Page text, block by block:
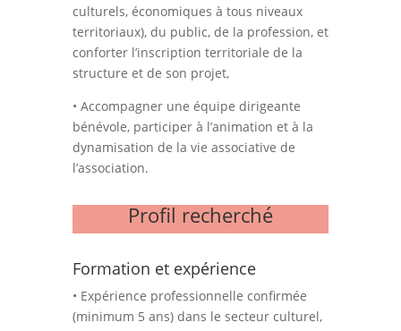
culturels, économiques à tous niveaux
territoriaux), du public, de la profession, et
conforter l’inscription territoriale de la
structure et de son projet,
• Accompagner une équipe dirigeante
bénévole, participer à l’animation et à la
dynamisation de la vie associative de
l’association.
Profil recherché
Formation et expérience
• Expérience professionnelle confirmée
(minimum 5 ans) dans le secteur culturel,